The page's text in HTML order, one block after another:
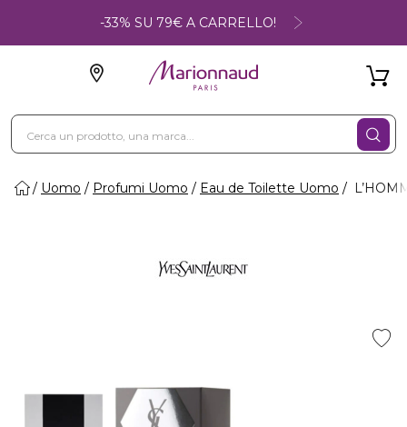
-33% SU 79€ A CARRELLO!
Uomo Profumi Uomo Eau de Toilette Uomo